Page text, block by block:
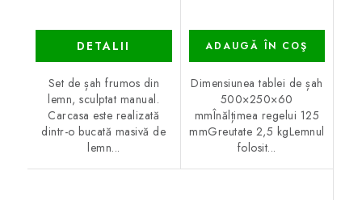
DETALII
Set de șah frumos din
lemn, sculptat manual.
Carcasa este realizată
dintr-o bucată masivă de
lemn...
ADAUGĂ ÎN COŞ
Dimensiunea tablei de șah
500×250×60
mmÎnălțimea regelui 125
mmGreutate 2,5 kgLemnul
folosit...